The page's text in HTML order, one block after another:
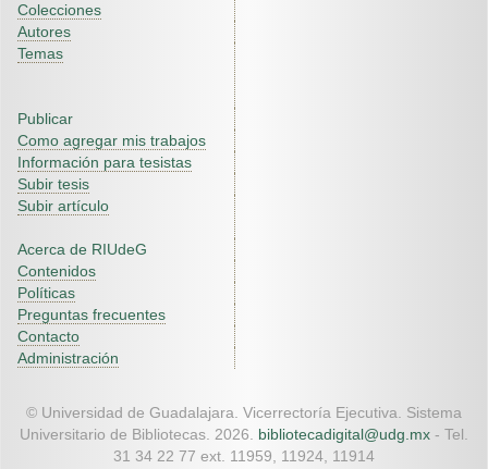
Colecciones
Autores
Temas
Publicar
Como agregar mis trabajos
Información para tesistas
Subir tesis
Subir artículo
Acerca de RIUdeG
Contenidos
Políticas
Preguntas frecuentes
Contacto
Administración
© Universidad de Guadalajara. Vicerrectoría Ejecutiva. Sistema
Universitario de Bibliotecas. 2026. bibliotecadigital@udg.mx - Tel.
31 34 22 77 ext. 11959, 11924, 11914